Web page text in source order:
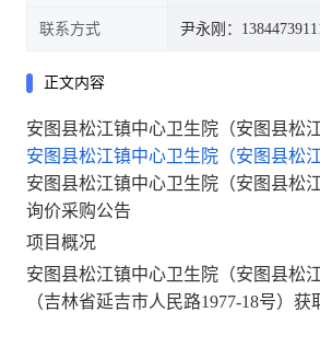
联系方式 尹永刚：
正文内容
安图县松江镇中心卫生院（安图县松
安图县松江镇中心卫生院（安图县松
安图县松江镇中心卫生院（安图县松
询价采购公告
项目概况
安图县松江镇中心卫生院（安图县松
（吉林省延吉市人民路1977-18号） 获